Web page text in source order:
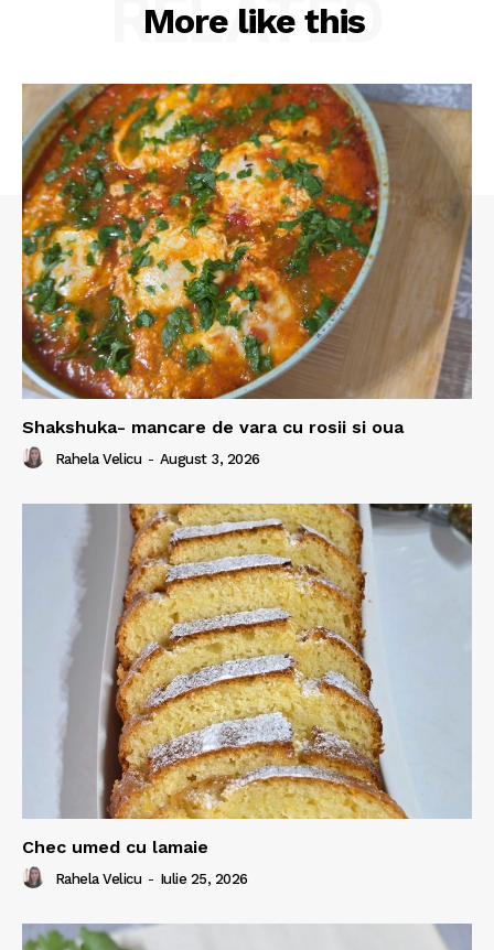
More like this
RELATED
Shakshuka- mancare de vara cu rosii si oua
Rahela Velicu - August 3, 2026
Chec umed cu lamaie
Rahela Velicu - Iulie 25, 2026